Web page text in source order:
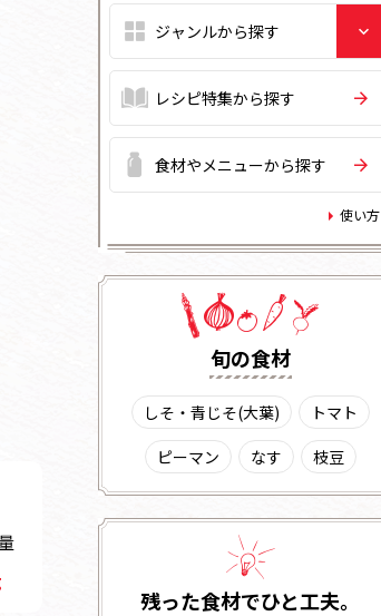
レシピ特集から探す
食材やメニューから探す
使い方
旬の⾷材
しそ・青じそ(大葉)
トマト
ピーマン
なす 枝豆
残った⾷材でひと⼯夫。